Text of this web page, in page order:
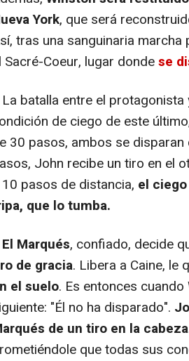
York, que será
tras una sanguinaria
Sacré-Coeur, lugar dondese
La batalla entre el
de ciego de este
30 pasos, ambos se
John recibe un tiro en el
pasos de distancia, el
que lo tumba.
El Marqués, confiado, decide
de gracia. Libera a Caine, le
el suelo. Es entonces
"Él no ha disparado".
de un tiro en la
que todas sus